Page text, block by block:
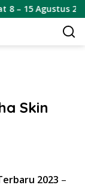
2026
Skin
2023 –